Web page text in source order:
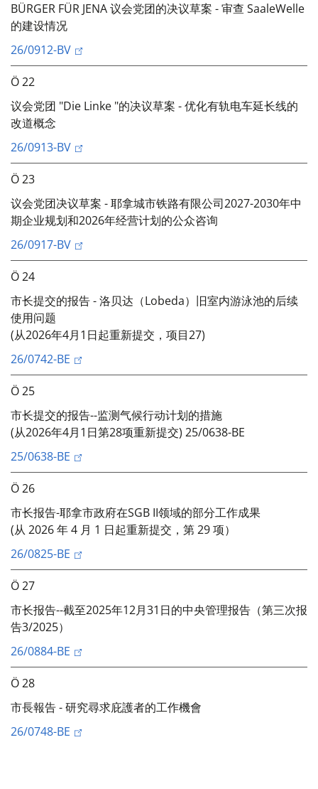
BÜRGER FÜR JENA 议会党团的决议草案 - 审查 SaaleWelle
的建设情况
26/0912-BV
Ö 22
议会党团 "Die Linke "的决议草案 - 优化有轨电车延长线的
改道概念
26/0913-BV
Ö 23
议会党团决议草案 - 耶拿城市铁路有限公司2027-2030年中
期企业规划和2026年经营计划的公众咨询
26/0917-BV
Ö 24
市长提交的报告 - 洛贝达（Lobeda）旧室内游泳池的后续
使用问题
(从2026年4月1日起重新提交，项目27)
26/0742-BE
Ö 25
市长提交的报告--监测气候行动计划的措施
(从2026年4月1日第28项重新提交) 25/0638-BE
25/0638-BE
Ö 26
市长报告-耶拿市政府在SGB II领域的部分工作成果
(从 2026 年 4 月 1 日起重新提交，第 29 项）
26/0825-BE
Ö 27
市长报告--截至2025年12月31日的中央管理报告（第三次报
告3/2025）
26/0884-BE
Ö 28
市長報告 - 研究尋求庇護者的工作機會
26/0748-BE